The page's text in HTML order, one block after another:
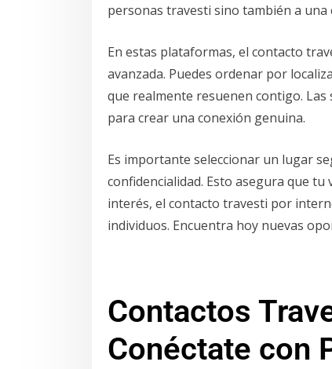
personas travesti sino también a una
En estas plataformas, el contacto
avanzada. Puedes ordenar por
que realmente resuenen contigo.
para crear una conexión genuina.
Es importante seleccionar un lugar
confidencialidad. Esto asegura que tu
interés, el contacto travesti por
individuos. Encuentra hoy nuevas
Contactos
Conéctate con